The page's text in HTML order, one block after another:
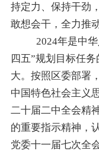
持定力、保持干劲，
敢想会干，全力推
2024年是中
四五”规划目标任
大。 按照区委部署
中国特色社会主义
二十届二中全会精
的重要指示精神，
党委十一届七次全